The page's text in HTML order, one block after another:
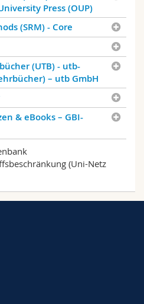
Press (OUP)
(SRM) - Core
(UTB) - utb-
– utb GmbH
& eBooks – GBI-
(Uni-Netz